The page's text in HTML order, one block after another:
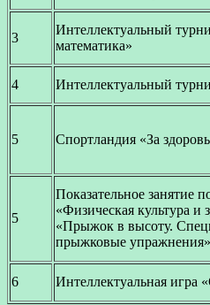
3
Интеллектуальный
математика»
4 Интеллектуальный
5 Спортландия «За
5
Показательное занятие
«Физическая культура и
«Прыжок в высоту.
прыжковые упражнения»
6 Интеллектуальная игра